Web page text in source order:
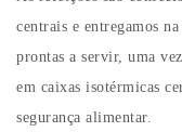
centrais e entregamos
prontas a servir, uma
em caixas isotérmicas
segurança alimentar.